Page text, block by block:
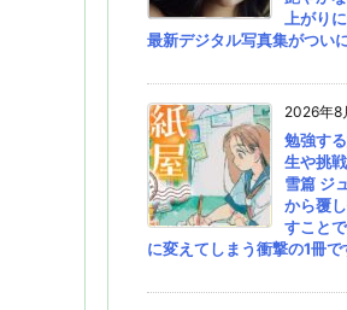
上がり
最新デジタル写真集がつい
2026年8
勉強す
生や挑
雪篇 ジ
から覆
すこと
に変えてしまう衝撃の1冊で